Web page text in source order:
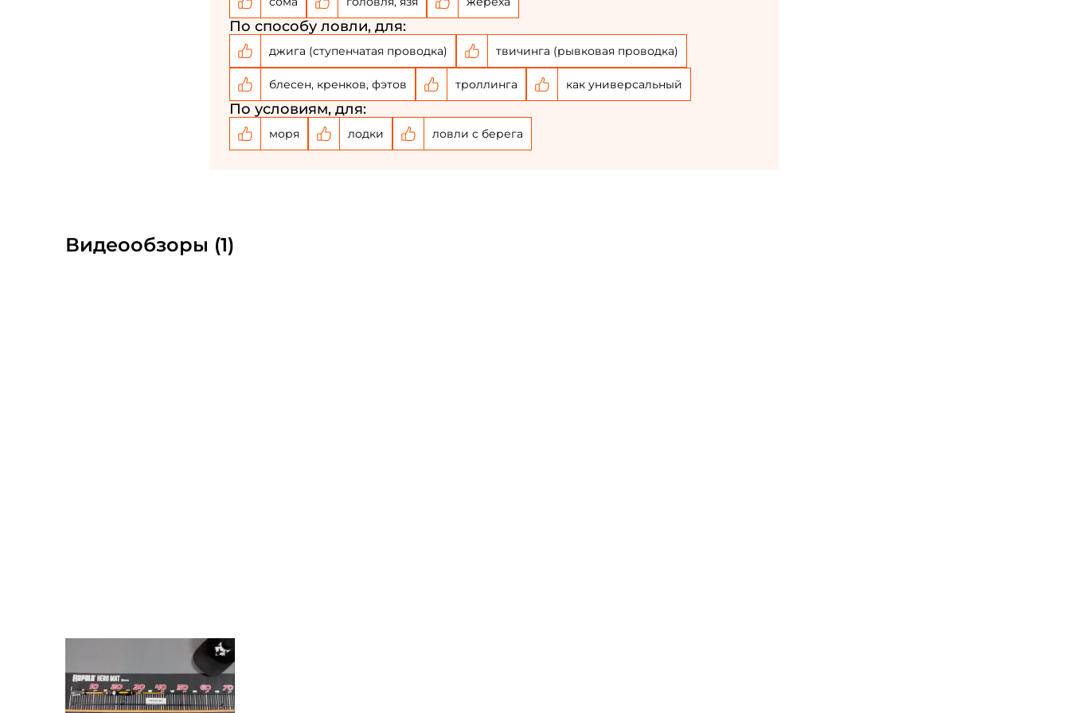
По способу ловли, для:
джига (ступенчатая проводка) твичинга (рывковая проводка)
блесен, кренков, фэтов троллинга как универсальный
По условиям, для:
моря лодки ловли с берега
Видеообзоры (1)